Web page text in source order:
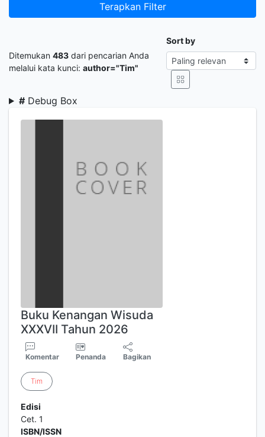
Terapkan Filter
Ditemukan 483 dari pencarian Anda
melalui kata kunci: author="Tim"
Sort by
# Debug Box
Buku Kenangan Wisuda
XXXVII Tahun 2026
Komentar Penanda Bagikan
Tim
Edisi
Cet. 1
ISBN/ISSN